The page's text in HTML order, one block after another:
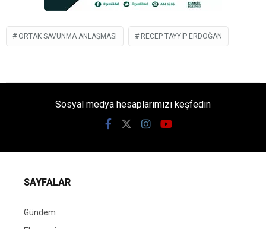
ORTAK SAVUNMA ANLAŞMASI RECEP TAYYIP ERDOĞAN
Sosyal medya hesaplarımızı keşfedin
SAYFALAR
Gündem